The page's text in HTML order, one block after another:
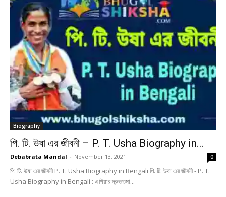
Biography
পি. টি. উষা এর জীবনী – P. T. Usha Biography in...
Debabrata Mandal - November 13, 2021 0
পি. টি. উষা এর জীবনী P. T. Usha Biography in Bengali পি. টি. উষা এর জীবনী - P. T.
Usha Biography in Bengali : এশিয়ার দ্রুততমা...